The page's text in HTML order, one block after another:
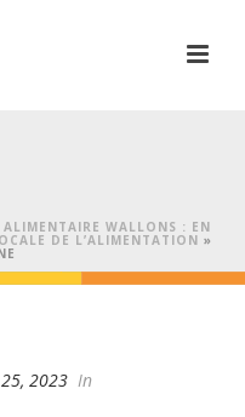
WALLONS : EN
DE L’ALIMENTATION »
2023 In